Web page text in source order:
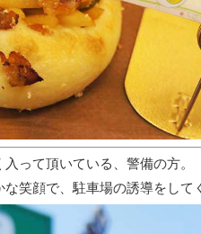
って頂いている、警備の方。
な笑顔で、駐車場の誘導をして